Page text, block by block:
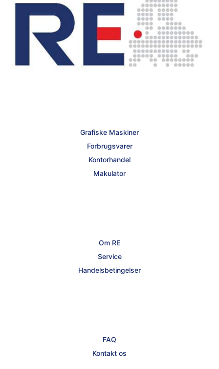
Grafiske Maskiner
Forbrugsvarer
Kontorhandel
Makulator
Om RE
Service
Handelsbetingelser
FAQ
Kontakt os